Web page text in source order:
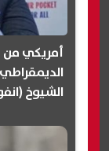
أمريكي من
الشيوخ